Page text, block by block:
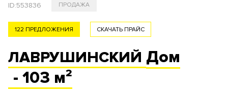
ID:553836 ПРОДАЖА
СКАЧАТЬ ПРАЙС
122 ПРЕДЛОЖЕНИЯ
ЛАВРУШИНСКИЙ Дом
- 103 м²